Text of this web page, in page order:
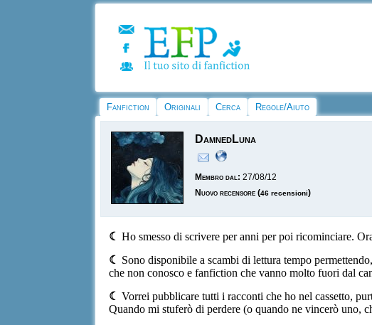
Fanfiction Originali Cerca Regole/Aiuto
DamnedLuna
Membro dal: 27/08/12
Nuovo recensore (46 recensioni)
☾ Ho smesso di scrivere per anni per poi ricominciare.
☾ Sono disponibile a scambi di lettura tempo
che non conosco e fanfiction che vanno molto fuori dal
☾ Vorrei pubblicare tutti i racconti che ho nel cassetto,
Quando mi stuferò di perdere (o quando ne vincerò uno,